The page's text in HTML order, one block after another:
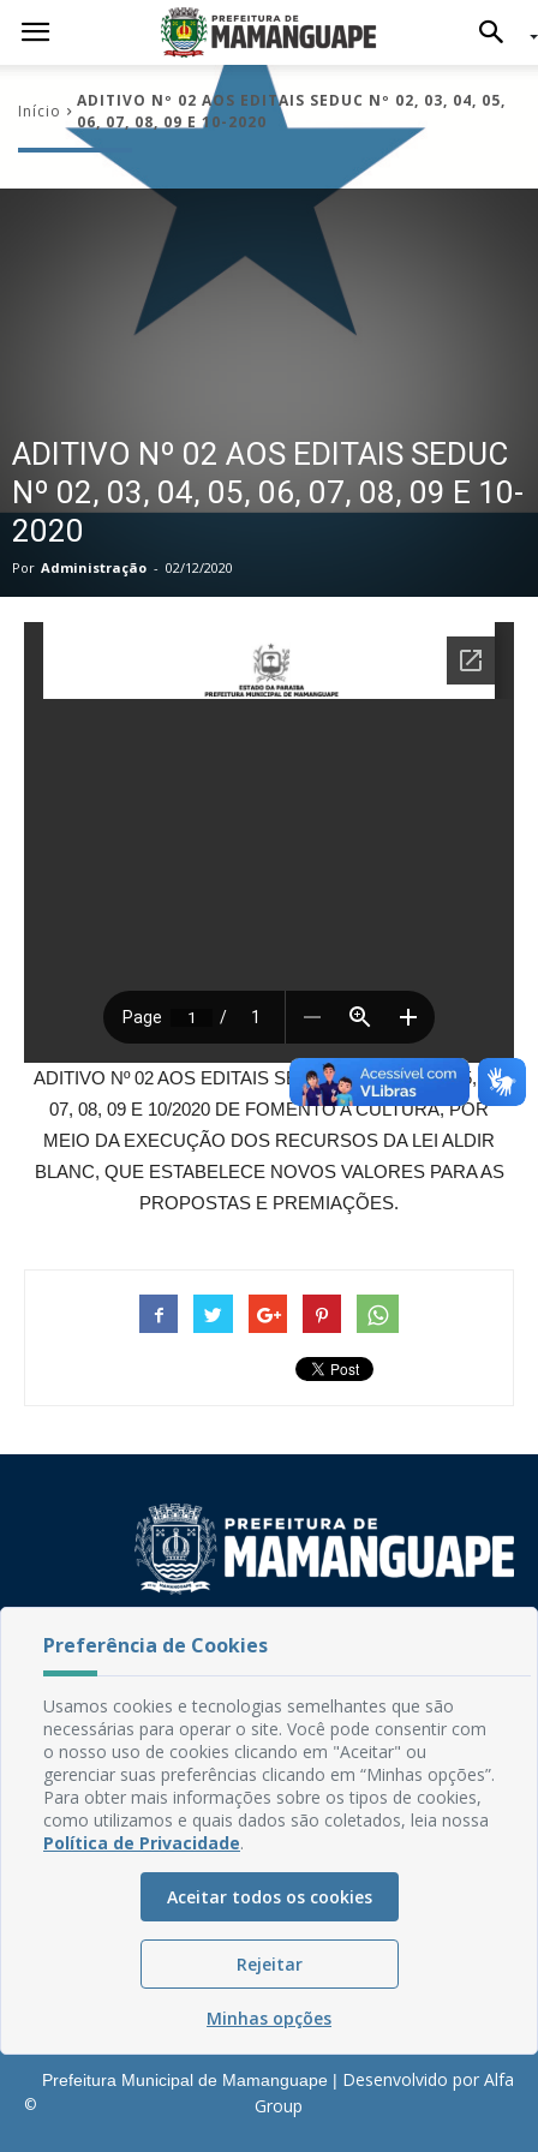
Início
ADITIVO Nº 02 AOS EDITAIS SEDUC Nº 02, 03, 04, 05,
06, 07, 08, 09 E 10-2020
ADITIVO Nº 02 AOS EDITAIS SEDUC
Nº 02, 03, 04, 05, 06, 07, 08, 09 E 10-
2020
Por Administração - 02/12/2020
ADITIVO Nº 02 AOS EDITAIS SEDUC Nº 02, 03, 04, 05, 06,
07, 08, 09 E 10/2020 DE FOMENTO A CULTURA, POR
MEIO DA EXECUÇÃO DOS RECURSOS DA LEI ALDIR
BLANC, QUE ESTABELECE NOVOS VALORES PARA AS
PROPOSTAS E PREMIAÇÕES.
CEP: 58.280-000 - Mamanguape/PB
Fone: (83) 3292-2246
Email: comunicacao@mamanguape.pb.gov.br
Expediente: Segunda à Sexta, das 08h às 13h
Mapa do Site
Perguntas frequentes
Glossário
Serviços Internos
©
Prefeitura Municipal de Mamanguape | Desenvolvido por Alfa
Group
Preferência de Cookies
Usamos cookies e tecnologias semelhantes que são
necessárias para operar o site. Você pode consentir com
o nosso uso de cookies clicando em "Aceitar" ou
gerenciar suas preferências clicando em “Minhas opções”.
Para obter mais informações sobre os tipos de cookies,
como utilizamos e quais dados são coletados, leia nossa
Política de Privacidade.
Aceitar todos os cookies
Rejeitar
Minhas opções